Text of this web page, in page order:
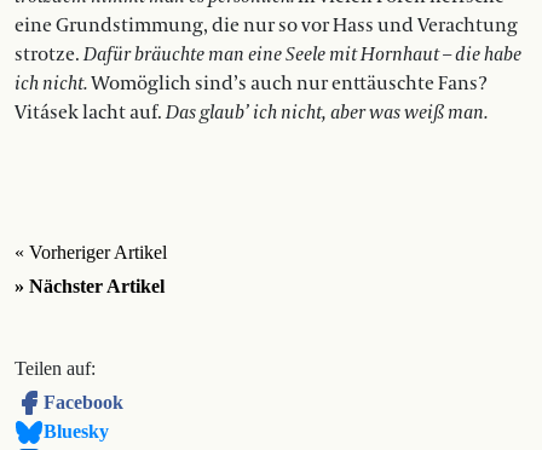
eine Grundstimmung, die nur so vor Hass und Verachtung
strotze.Dafür bräuchte man eine Seele mit Hornhaut – die habe
ich nicht.Womöglich sind’s auch nur enttäuschte Fans?
Vitásek lacht auf.Das glaub’ ich nicht, aber was weiß man.
« Vorheriger Artikel
» Nächster Artikel
Teilen auf:
Facebook
Bluesky